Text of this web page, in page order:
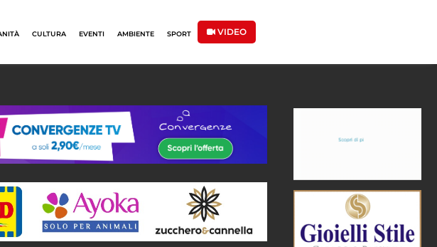
CULTURA EVENTI AMBIENTE SPORT VIDEO